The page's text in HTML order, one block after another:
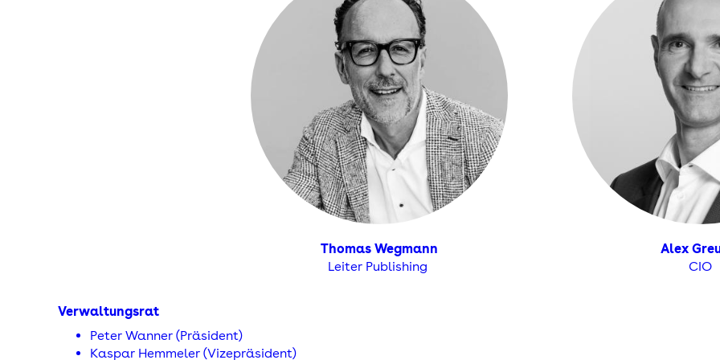
Thomas Wegmann
Leiter Publishing
Alex
CIO
Verwaltungsrat
Peter Wanner (Präsident)
Kaspar Hemmeler (Vizepräsident)